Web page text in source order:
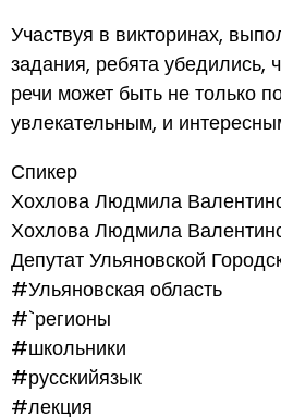
Участвуя в викторинах,
задания, ребята убедились,
речи может быть не только
увлекательным, и
Спикер
Хохлова Людмила
Хохлова Людмила
Депутат Ульяновской
#Ульяновская область
#`регионы
#школьники
#русскийязык
#лекция